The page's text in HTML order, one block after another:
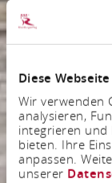
Diese
Wir verwenden
analysieren,
integrieren und
bieten. Ihre
anpassen.
unserer